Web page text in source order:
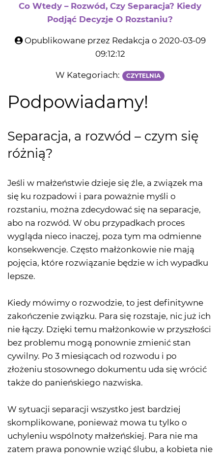
Co Wtedy – Rozwód, Czy Separacja? Kiedy
Podjąć Decyzje O Rozstaniu?
Opublikowane przez Redakcja o 2020-03-09
09:12:12
W Kategoriach: CZYTELNIA
Podpowiadamy!
Separacja, a rozwód – czym się
różnią?
Jeśli w małżeństwie dzieje się źle, a związek ma
się ku rozpadowi i para poważnie myśli o
rozstaniu, można zdecydować się na separacje,
abo na rozwód. W obu przypadkach proces
wygląda nieco inaczej, poza tym ma odmienne
konsekwencje. Często małżonkowie nie mają
pojęcia, które rozwiązanie będzie w ich wypadku
lepsze.
Kiedy mówimy o rozwodzie, to jest definitywne
zakończenie związku. Para się rozstaje, nic już ich
nie łączy. Dzięki temu małżonkowie w przyszłości
bez problemu mogą ponownie zmienić stan
cywilny. Po 3 miesiącach od rozwodu i po
złożeniu stosownego dokumentu uda się wrócić
także do panieńskiego nazwiska.
W sytuacji separacji wszystko jest bardziej
skomplikowane, ponieważ mowa tu tylko o
uchyleniu wspólnoty małżeńskiej. Para nie ma
zatem prawa ponownie wziąć ślubu, a kobieta nie